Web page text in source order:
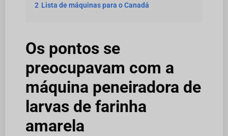
2 Lista de máquinas para o Canadá
Os pontos se
preocupavam com a
máquina peneiradora de
larvas de farinha
amarela